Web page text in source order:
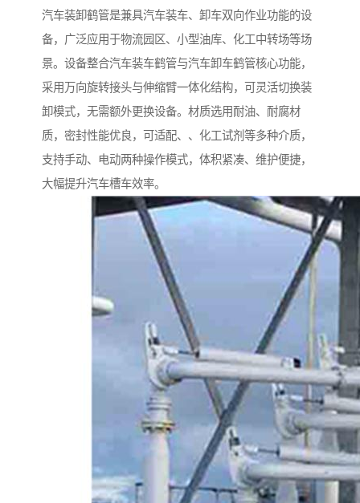
汽车装卸鹤管是兼具汽车装车、卸车双向作业功能的设
备，广泛应用于物流园区、小型油库、化工中转场等场
景。设备整合汽车装车鹤管与汽车卸车鹤管核心功能，
采用万向旋转接头与伸缩臂一体化结构，可灵活切换装
卸模式，无需额外更换设备。材质选用耐油、耐腐材
质，密封性能优良，可适配、、化工试剂等多种介质，
支持手动、电动两种操作模式，体积紧凑、维护便捷，
大幅提升汽车槽车效率。